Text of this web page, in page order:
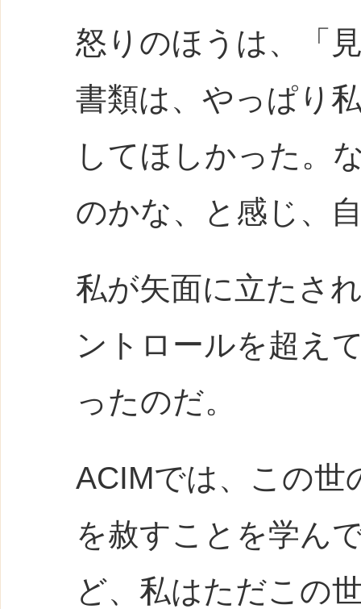
怒りのほうは、「
書類は、やっぱり
してほしかった。
のかな、と感じ、
私が矢面に立たさ
ントロールを超え
ったのだ。
ACIMでは、この世
を赦すことを学ん
ど、私はただこの